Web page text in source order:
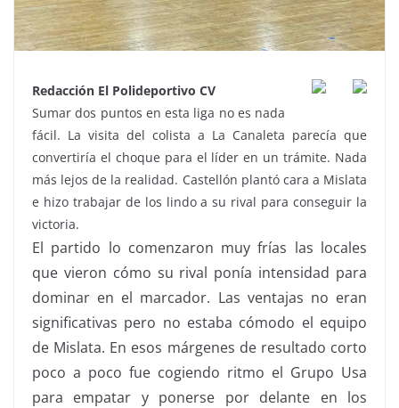
Redacción El Polideportivo CV
Sumar dos puntos en esta liga no es nada
fácil. La visita del colista a La Canaleta parecía que
convertiría el choque para el líder en un trámite. Nada
más lejos de la realidad. Castellón plantó cara a Mislata
e hizo trabajar de los lindo a su rival para conseguir la
victoria.
El partido lo comenzaron muy frías las locales
que vieron cómo su rival ponía intensidad para
dominar en el marcador. Las ventajas no eran
significativas pero no estaba cómodo el equipo
de Mislata. En esos márgenes de resultado corto
poco a poco fue cogiendo ritmo el Grupo Usa
para empatar y ponerse por delante en los